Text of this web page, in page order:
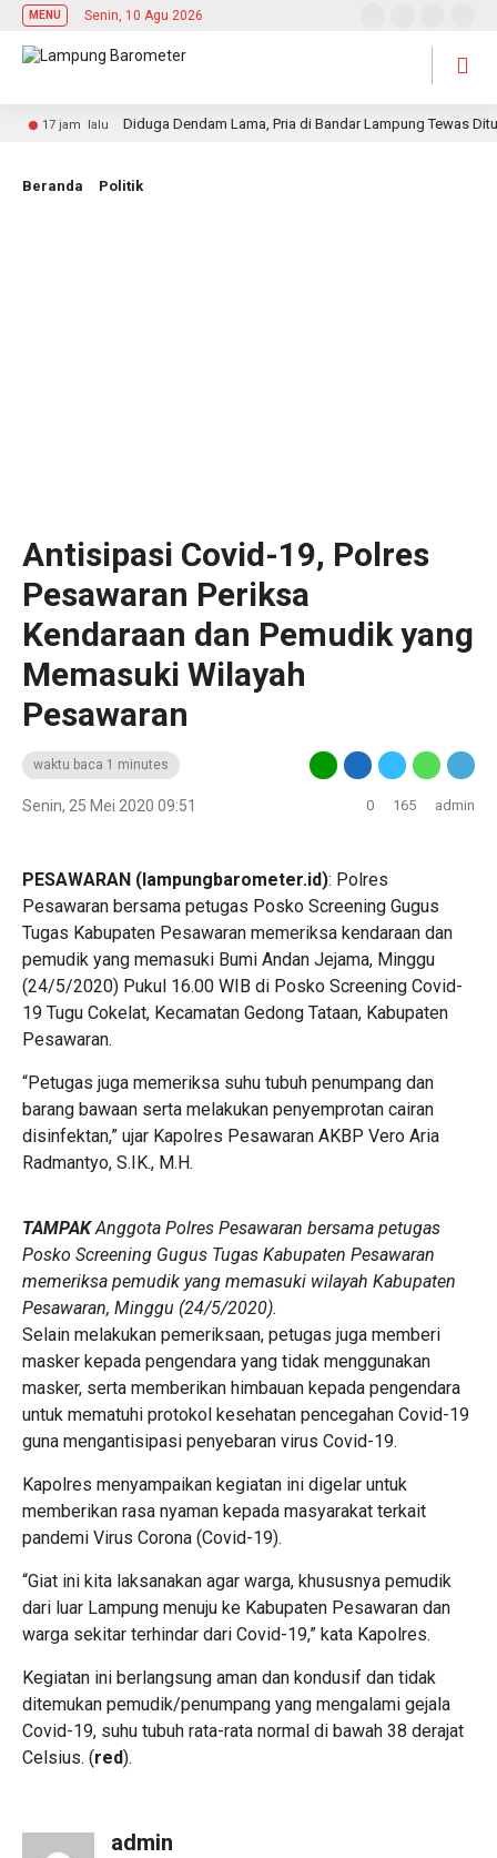
MENU Senin, 10 Agu 2026
17 jam lalu Diduga Dendam Lama, Pria di Bandar Lampung Tewas
Beranda Politik
Antisipasi Covid-19, Polres
Pesawaran Periksa
Kendaraan dan Pemudik yang
Memasuki Wilayah
Pesawaran
waktu baca 1 minutes
Senin, 25 Mei 2020 09:51 0 165 admin
PESAWARAN (lampungbarometer.id): Polres
Pesawaran bersama petugas Posko Screening Gugus
Tugas Kabupaten Pesawaran memeriksa kendaraan dan
pemudik yang memasuki Bumi Andan Jejama, Minggu
(24/5/2020) Pukul 16.00 WIB di Posko Screening Covid-
19 Tugu Cokelat, Kecamatan Gedong Tataan, Kabupaten
Pesawaran.
“Petugas juga memeriksa suhu tubuh penumpang dan
barang bawaan serta melakukan penyemprotan cairan
disinfektan,” ujar Kapolres Pesawaran AKBP Vero Aria
Radmantyo, S.IK., M.H.
TAMPAKAnggota Polres Pesawaran bersama petugas
Posko Screening Gugus Tugas Kabupaten Pesawaran
memeriksa pemudik yang memasuki wilayah Kabupaten
Pesawaran, Minggu (24/5/2020).
Selain melakukan pemeriksaan, petugas juga memberi
masker kepada pengendara yang tidak menggunakan
masker, serta memberikan himbauan kepada pengendara
untuk mematuhi protokol kesehatan pencegahan Covid-19
guna mengantisipasi penyebaran virus Covid-19.
Kapolres menyampaikan kegiatan ini digelar untuk
memberikan rasa nyaman kepada masyarakat terkait
pandemi Virus Corona (Covid-19).
“Giat ini kita laksanakan agar warga, khususnya pemudik
dari luar Lampung menuju ke Kabupaten Pesawaran dan
warga sekitar terhindar dari Covid-19,” kata Kapolres.
Kegiatan ini berlangsung aman dan kondusif dan tidak
ditemukan pemudik/penumpang yang mengalami gejala
Covid-19, suhu tubuh rata-rata normal di bawah 38 derajat
Celsius. (red).
admin